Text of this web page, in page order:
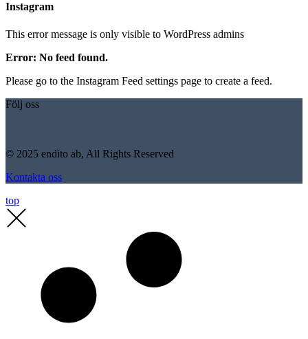
Instagram
This error message is only visible to WordPress admins
Error: No feed found.
Please go to the Instagram Feed settings page to create a feed.
Följ oss
© 2025 endito ab, All Rights Reserved
Kontakta oss
top